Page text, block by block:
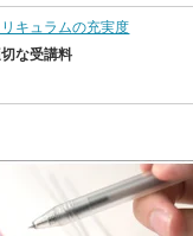
キュラムの充実度
な受講料